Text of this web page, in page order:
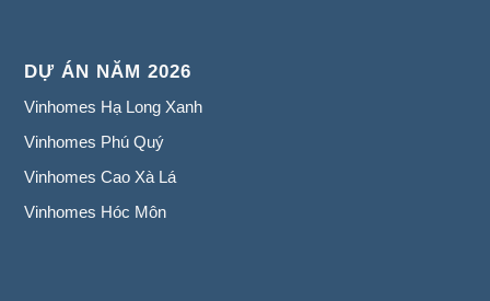
DỰ ÁN NĂM 2026
Vinhomes Hạ Long Xanh
Vinhomes Phú Quý
Vinhomes Cao Xà Lá
Vinhomes Hóc Môn